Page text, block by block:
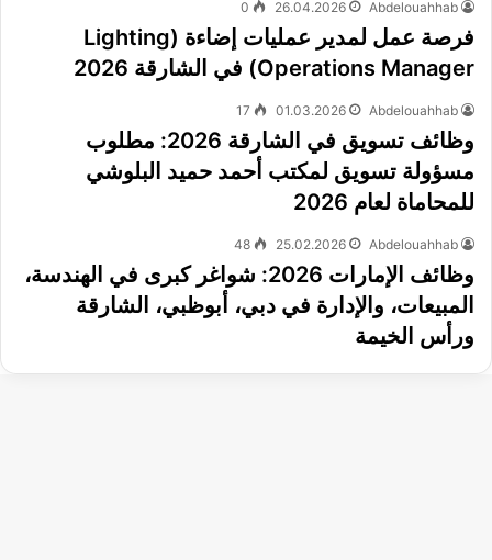
Abdelouahhab
26.04.2026
0
فرصة عمل لمدير عمليات إضاءة (Lighting
Operations Manager) في الشارقة 2026
Abdelouahhab
01.03.2026
17
وظائف تسويق في الشارقة 2026: مطلوب
مسؤولة تسويق لمكتب أحمد حميد البلوشي
للمحاماة لعام 2026
Abdelouahhab
25.02.2026
48
وظائف الإمارات 2026: شواغر كبرى في الهندسة،
المبيعات، والإدارة في دبي، أبوظبي، الشارقة
ورأس الخيمة